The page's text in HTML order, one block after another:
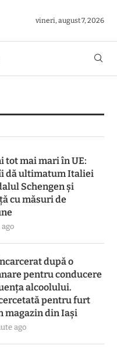
vineri, august 7, 2026
tot mai mari în UE:
dă ultimatum Italiei
Schengen și
cu măsuri de
după o
pentru conducere
alcoolului.
pentru furt
magazin din Iași
ago